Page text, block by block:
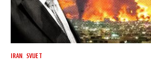
IRAN SVIJET